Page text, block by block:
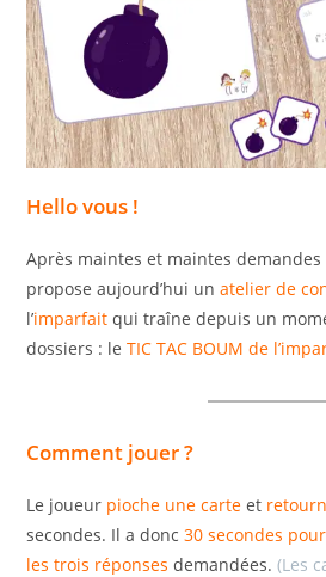
Hello vous !
Après maintes et maintes
propose aujourd’hui unatelier de
l’imparfaitqui traîne depuis un
dossiers : leTIC TAC BOUM de
Comment jouer ?
Le joueur pioche une carte et
secondes. Il a donc30 secondes
les trois réponsesdemandées.(Les